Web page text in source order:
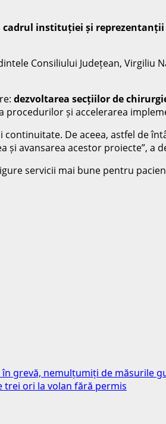
instituției și
Consiliului Județean,
dezvoltarea secțiilor de
procedurilor și accelerarea
De aceea, astfel de
avansarea acestor proiecte”, a
servicii mai bune pentru
grevă, nemulțumiți de măsurile
trei ori la volan fără permis